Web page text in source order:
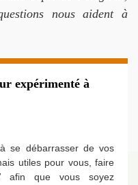
nous aident à
expérimenté à
se débarrasser de vos
utiles pour vous, faire
afin que vous soyez